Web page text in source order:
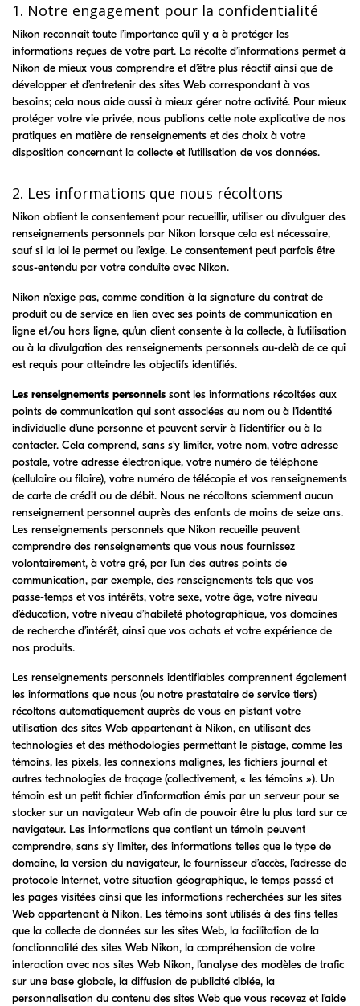
1. Notre engagement pour la confidentialité
Nikon reconnaît toute l’importance qu’il y a à protéger les
informations reçues de votre part. La récolte d’informations permet à
Nikon de mieux vous comprendre et d’être plus réactif ainsi que de
développer et d’entretenir des sites Web correspondant à vos
besoins; cela nous aide aussi à mieux gérer notre activité. Pour mieux
protéger votre vie privée, nous publions cette note explicative de nos
pratiques en matière de renseignements et des choix à votre
disposition concernant la collecte et l’utilisation de vos données.
2. Les informations que nous récoltons
Nikon obtient le consentement pour recueillir, utiliser ou divulguer des
renseignements personnels par Nikon lorsque cela est nécessaire,
sauf si la loi le permet ou l’exige. Le consentement peut parfois être
sous-entendu par votre conduite avec Nikon.
Nikon n’exige pas, comme condition à la signature du contrat de
produit ou de service en lien avec ses points de communication en
ligne et/ou hors ligne, qu’un client consente à la collecte, à l’utilisation
ou à la divulgation des renseignements personnels au-delà de ce qui
est requis pour atteindre les objectifs identifiés.
Les renseignements personnels sont les informations récoltées aux
points de communication qui sont associées au nom ou à l’identité
individuelle d’une personne et peuvent servir à l’identifier ou à la
contacter. Cela comprend, sans s’y limiter, votre nom, votre adresse
postale, votre adresse électronique, votre numéro de téléphone
(cellulaire ou filaire), votre numéro de télécopie et vos renseignements
de carte de crédit ou de débit. Nous ne récoltons sciemment aucun
renseignement personnel auprès des enfants de moins de seize ans.
Les renseignements personnels que Nikon recueille peuvent
comprendre des renseignements que vous nous fournissez
volontairement, à votre gré, par l’un des autres points de
communication, par exemple, des renseignements tels que vos
passe-temps et vos intérêts, votre sexe, votre âge, votre niveau
d’éducation, votre niveau d’habileté photographique, vos domaines
de recherche d’intérêt, ainsi que vos achats et votre expérience de
nos produits.
Les renseignements personnels identifiables comprennent également
les informations que nous (ou notre prestataire de service tiers)
récoltons automatiquement auprès de vous en pistant votre
utilisation des sites Web appartenant à Nikon, en utilisant des
technologies et des méthodologies permettant le pistage, comme les
témoins, les pixels, les connexions malignes, les fichiers journal et
autres technologies de traçage (collectivement, « les témoins »). Un
témoin est un petit fichier d’information émis par un serveur pour se
stocker sur un navigateur Web afin de pouvoir être lu plus tard sur ce
navigateur. Les informations que contient un témoin peuvent
comprendre, sans s’y limiter, des informations telles que le type de
domaine, la version du navigateur, le fournisseur d’accès, l’adresse de
protocole Internet, votre situation géographique, le temps passé et
les pages visitées ainsi que les informations recherchées sur les sites
Web appartenant à Nikon. Les témoins sont utilisés à des fins telles
que la collecte de données sur les sites Web, la facilitation de la
fonctionnalité des sites Web Nikon, la compréhension de votre
interaction avec nos sites Web Nikon, l’analyse des modèles de trafic
sur une base globale, la diffusion de publicité ciblée, la
personnalisation du contenu des sites Web que vous recevez et l’aide